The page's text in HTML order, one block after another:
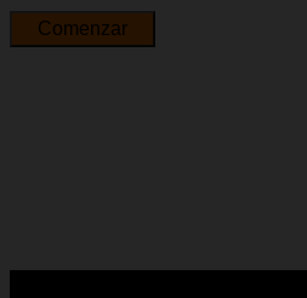
Comenzar